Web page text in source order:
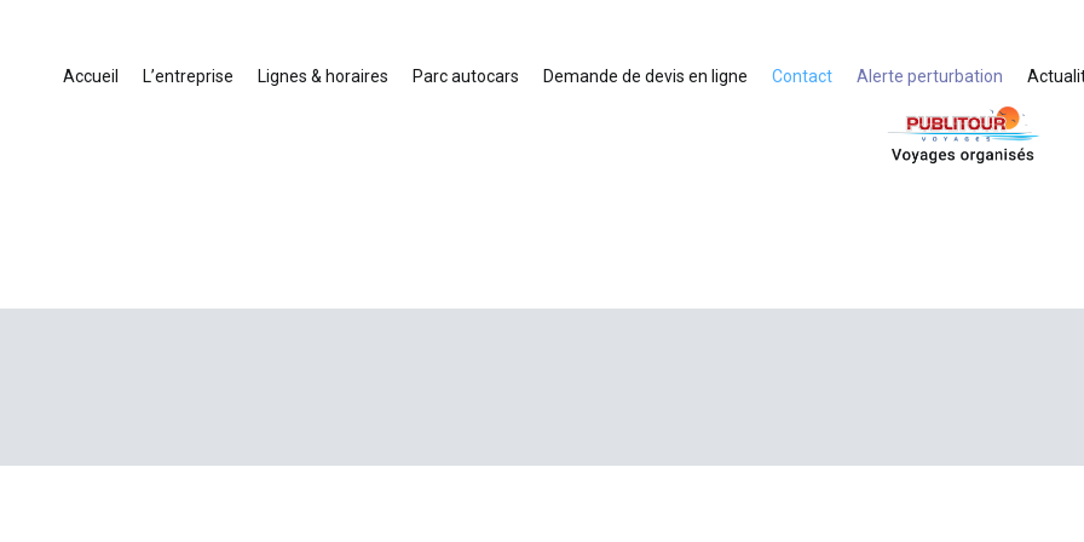
en Drôme-Ardèche-Rhône-Loire-Isère
touristique France et Europe
Accueil L’entreprise Lignes & horaires Parc autocars Demande de devis en ligne Contact Alerte perturbation
Voyages organisés